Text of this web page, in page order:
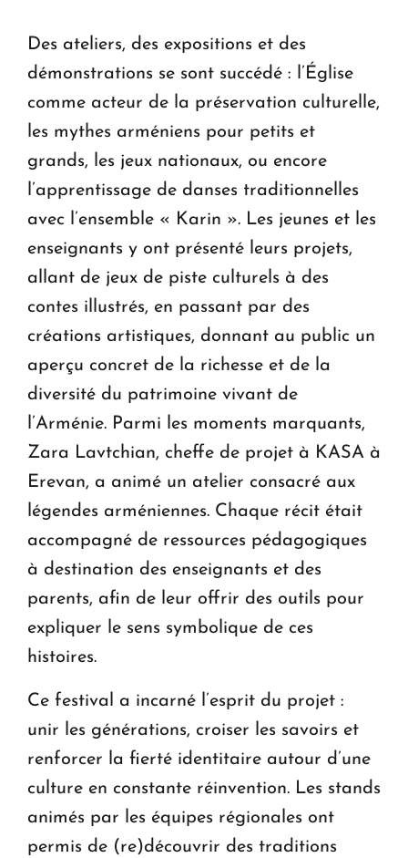
Des ateliers, des expositions et des
démonstrations se sont succédé : l’Église
comme acteur de la préservation culturelle,
les mythes arméniens pour petits et
grands, les jeux nationaux, ou encore
l’apprentissage de danses traditionnelles
avec l’ensemble « Karin ». Les jeunes et les
enseignants y ont présenté leurs projets,
allant de jeux de piste culturels à des
contes illustrés, en passant par des
créations artistiques, donnant au public un
aperçu concret de la richesse et de la
diversité du patrimoine vivant de
l’Arménie. Parmi les moments marquants,
Zara Lavtchian, cheffe de projet à KASA à
Erevan, a animé un atelier consacré aux
légendes arméniennes. Chaque récit était
accompagné de ressources pédagogiques
à destination des enseignants et des
parents, afin de leur offrir des outils pour
expliquer le sens symbolique de ces
histoires.
Ce festival a incarné l’esprit du projet :
unir les générations, croiser les savoirs et
renforcer la fierté identitaire autour d’une
culture en constante réinvention. Les stands
animés par les équipes régionales ont
permis de (re)découvrir des traditions